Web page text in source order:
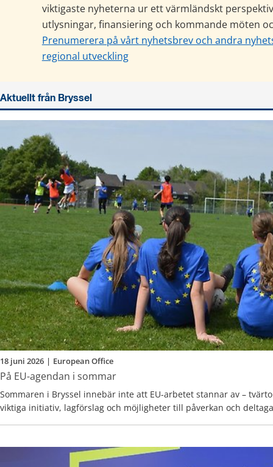
viktigaste nyheterna ur ett värmländskt
utlysningar, finansiering och kommande möten
Prenumerera på vårt nyhetsbrev och andra
regional utveckling
Aktuellt från Bryssel
18 juni 2026 | European Office
På EU-agendan i sommar
Sommaren i Bryssel innebär inte att EU-arbetet stannar av –
viktiga initiativ, lagförslag och möjligheter till påverkan och